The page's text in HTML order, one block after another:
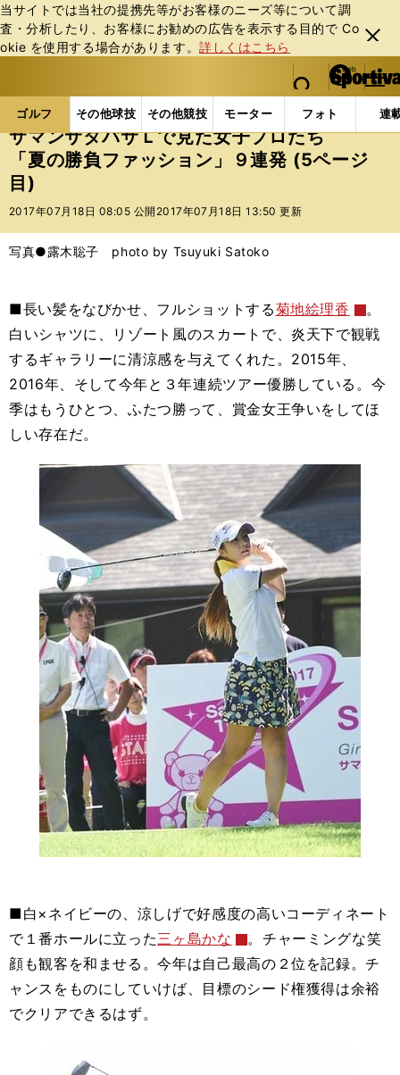
当サイトでは当社の提携先等がお客様のニーズ等について調
査・分析したり、お客様にお勧めの広告を表⽰する⽬的で Co
okie を使⽤する場合があります。詳しくはこちら
閉じ
る
web Sportiva (webスポルティーバ)
検索
マイペ
ー
ジ
メニュ
ゴルフ その他球技 その他競技 モーター フォト 連
ス
ポ
ル
テ
ー
バ
ゴルフの記事一覧 ゴルフ 女子ゴルフ サマンサ
サマンサタバサＬで見た女子プロたち
「夏の勝負ファッション」９連発 (5ページ
目)
2017年07月18日 08:05 公開 2017年07月18日 13:50 更新
写真●露木聡子 photo by Tsuyuki Satoko
■長い髪をなびかせ、フルショットする菊地絵理香
。
白いシャツに、リゾート風のスカートで、炎天下で観戦
するギャラリーに清涼感を与えてくれた。2015年、
2016年、そして今年と３年連続ツアー優勝している。今
季はもうひとつ、ふたつ勝って、賞金女王争いをしてほ
しい存在だ。
■白×ネイビーの、涼しげで好感度の高いコーディネート
で１番ホールに立った三ヶ島かな
。チャーミングな笑
顔も観客を和ませる。今年は自己最高の２位を記録。チ
ャンスをものにしていけば、目標のシード権獲得は余裕
でクリアできるはず。